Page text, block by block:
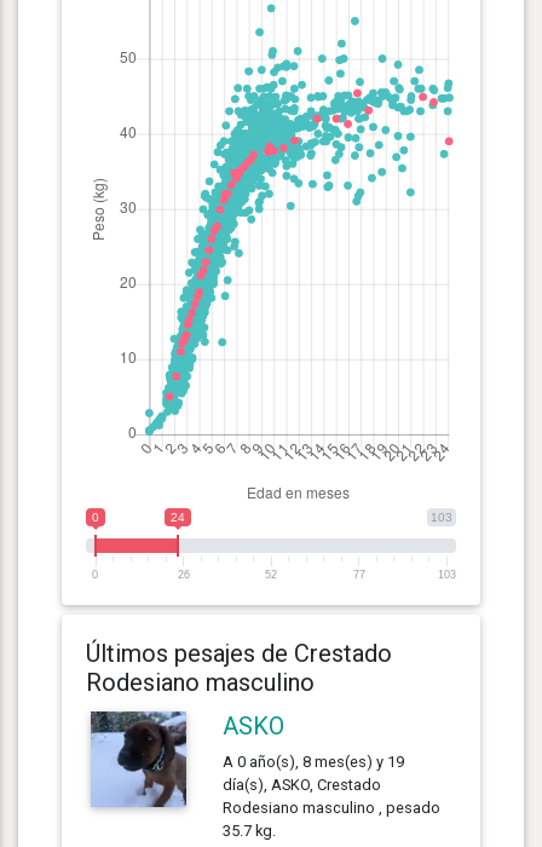
103
0 24
0 26 52 77 103
Últimos pesajes de Crestado
Rodesiano masculino
ASKO
A 0 año(s), 8 mes(es) y 19
día(s), ASKO, Crestado
Rodesiano masculino , pesado
35.7 kg.